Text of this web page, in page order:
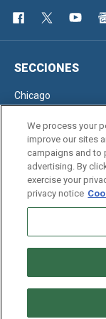
SECCIONES
Chicago
SERVICIOS
Newsletter
We process your
improve our sites
campaigns and to
advertising. By
exercise your
privacy notice